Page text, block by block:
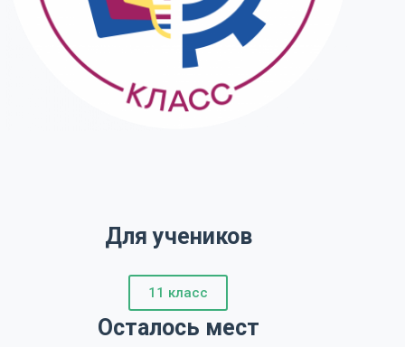
Для учеников
11 класс
Осталось мест